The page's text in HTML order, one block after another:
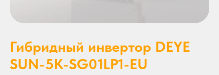
Гибридный инвертор DEYE
SUN-5K-SG01LP1-EU